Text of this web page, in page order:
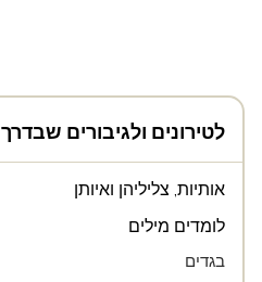
לטירונים ולגיבורים שבדרך
אותיות, צליליהן ואיותן
לומדים מילים
בגדים